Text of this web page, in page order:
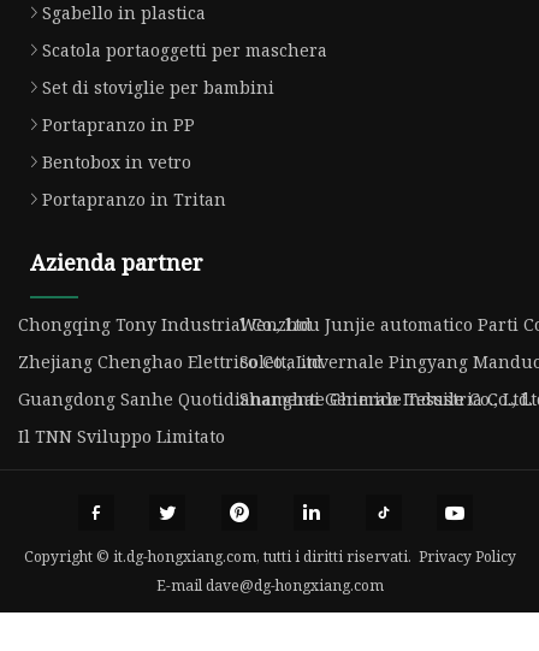
Sgabello in plastica
Scatola portaoggetti per maschera
Set di stoviglie per bambini
Portapranzo in PP
Bentobox in vetro
Portapranzo in Tritan
Azienda partner
Chongqing Tony Industrial Co., LtdWenzhou Junjie automatico Parti
Zhejiang Chenghao Elettrico Co., LtdSoletta invernale Pingyang
Guangdong Sanhe Quotidianamente Chimico Industria Co.,
Shanghai Generale Tessile Co., Ltd.
Il TNN Sviluppo Limitato
Copyright © it.dg-hongxiang.com, tutti i diritti riservati. Privacy Policy
E-maildave@dg-hongxiang.com